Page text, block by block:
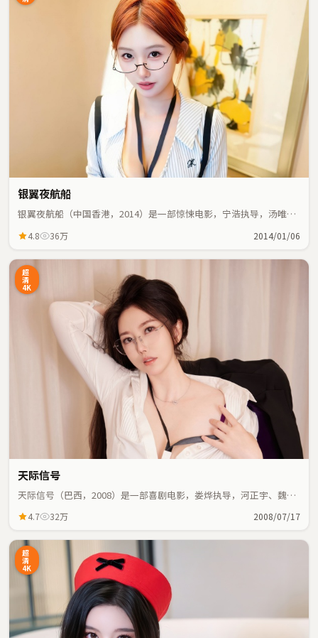
银翼夜航船
银翼夜航船（中国香港，2014）是一部惊悚电影，宁浩执导，汤唯、
4.8 36万 2014/01/06
超
清
4K
天际信号
天际信号（巴西，2008）是一部喜剧电影，娄烨执导，河正宇、魏翔
4.7 32万 2008/07/17
超
清
4K